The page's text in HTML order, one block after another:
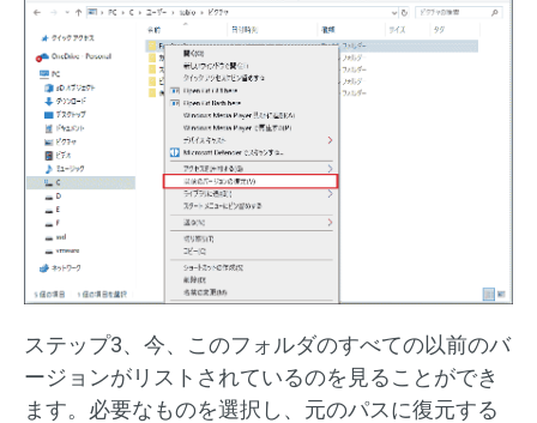
ステップ3、今、このフォルダのすべての以前のバ
ージョンがリストされているのを見ることができ
ます。必要なものを選択し、元のパスに復元する